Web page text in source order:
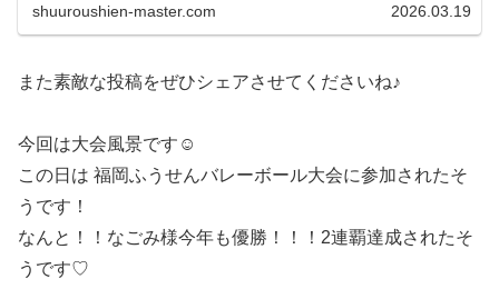
shuuroushien-master.com 2026.03.19
また素敵な投稿をぜひシェアさせてくださいね♪
今回は大会風景です☺
この日は 福岡ふうせんバレーボール大会に参加されたそ
うです！
なんと！！なごみ様今年も優勝！！！2連覇達成されたそ
うです♡